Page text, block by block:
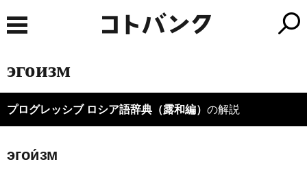
эгоизм
プログレッシブ ロシア語辞典（露和編） の解説
эгои́зм